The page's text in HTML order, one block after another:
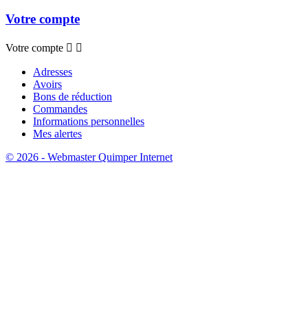
Votre compte
Votre compte  
Adresses
Avoirs
Bons de réduction
Commandes
Informations personnelles
Mes alertes
© 2026 - Webmaster Quimper Internet